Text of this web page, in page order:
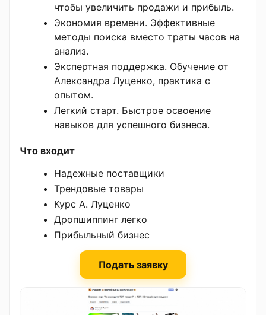
чтобы увеличить продажи и прибыль.
Экономия времени. Эффективные
методы поиска вместо траты часов на
анализ.
Экспертная поддержка. Обучение от
Александра Луценко, практика с
опытом.
Легкий старт. Быстрое освоение
навыков для успешного бизнеса.
Что входит
Надежные поставщики
Трендовые товары
Курс А. Луценко
Дропшиппинг легко
Прибыльный бизнес
Подать заявку